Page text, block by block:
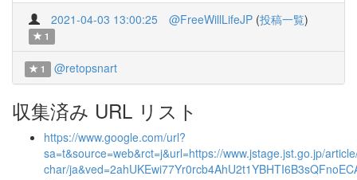
2021-04-03 13:00:25 @FreeWillLifeJP (投稿一覧)
1
1 @retopsnart
収集済み URL リスト
https://www.google.com/url?
sa=t&source=web&rct=j&url=https://www.jstage.jst.go.jp/
char/